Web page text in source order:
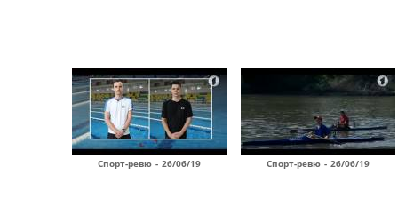
Спорт-ревю - 26/06/19 Спорт-ревю - 26/06/19